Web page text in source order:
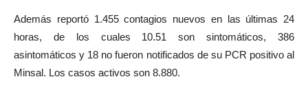
Además reportó 1.455 contagios nuevos en las últimas 24
horas, de los cuales 10.51 son sintomáticos, 386
asintomáticos y 18 no fueron notificados de su PCR positivo al
Minsal. Los casos activos son 8.880.